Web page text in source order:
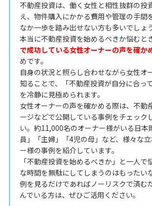
不動産投資は、働く女性と相性抜群の投
え、物件購入にかかる費用や管理の手間
なか一歩を踏み出せない方も多いでしょう
本当に不動産投資を始めるべきか悩むと
で成功している女性オーナーの声を確か
めです。
自身の状況と照らし合わせながら女性オ
知ることで、「不動産投資が自分に合っ
を冷静に見極められます。
女性オーナーの声を確かめる際は、不動
ージなどで公開している事例をチェック
い。約11,000名のオーナー様がいる日本
員」「主婦」「4児の母」など、様々な
ー様の事例を紹介しています。
「不動産投資を始めるべきか」と一人で
な時間を無駄にしてしまうのはもったい
例を見るだけであればノーリスクで済む
んでいる方は、ぜひご活用ください。